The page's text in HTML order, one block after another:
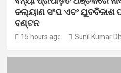
କଲ୍ୟାଣ ସଂଘ ଏବଂ
ବଣ୍ଟନ
15 hours ago Sunil Kumar